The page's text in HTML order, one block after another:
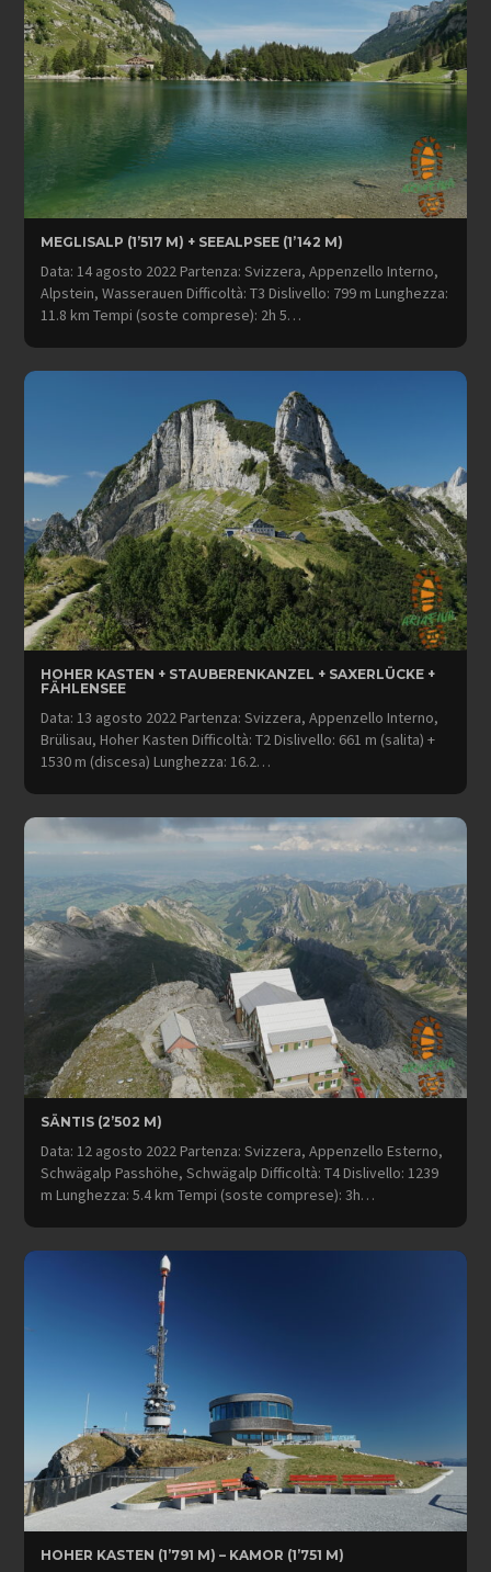
MEGLISALP (1’517 M) + SEEALPSEE (1’142 M)
Data: 14 agosto 2022 Partenza: Svizzera, Appenzello Interno,
Alpstein, Wasserauen Difficoltà: T3 Dislivello: 799 m Lunghezza:
11.8 km Tempi (soste comprese): 2h 5…
HOHER KASTEN + STAUBERENKANZEL + SAXERLÜCKE +
FÄHLENSEE
Data: 13 agosto 2022 Partenza: Svizzera, Appenzello Interno,
Brülisau, Hoher Kasten Difficoltà: T2 Dislivello: 661 m (salita) +
1530 m (discesa) Lunghezza: 16.2…
SÄNTIS (2’502 M)
Data: 12 agosto 2022 Partenza: Svizzera, Appenzello Esterno,
Schwägalp Passhöhe, Schwägalp Difficoltà: T4 Dislivello: 1239
m Lunghezza: 5.4 km Tempi (soste comprese): 3h…
HOHER KASTEN (1’791 M) – KAMOR (1’751 M)